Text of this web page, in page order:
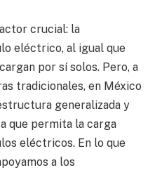
crucial: la
eléctrico, al igual que
por sí solos. Pero, a
tradicionales, en México
generalizada y
que permita la carga
eléctricos. En lo que
a los